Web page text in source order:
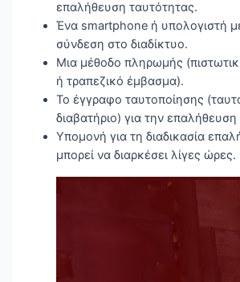
επαλήθευση ταυτότητας.
Ένα smartphone ή υπολογιστή
σύνδεση στο διαδίκτυο.
Μια μέθοδο πληρωμής
ή τραπεζικό έμβασμα).
Το έγγραφο ταυτοποίησης
διαβατήριο) για την επαλήθευση
Υπομονή για τη διαδικασία
μπορεί να διαρκέσει λίγες ώρες.